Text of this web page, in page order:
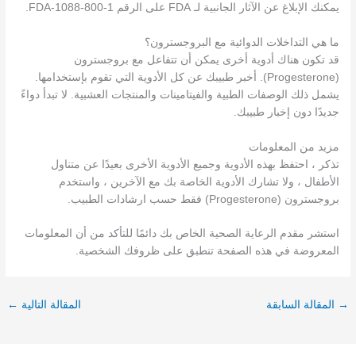
يمكنك الإبلاغ عن الآثار الجانبية لـ FDA على الرقم 1-800-FDA-1088.
ما هي التداخلات الدوائية مع البروجسترون؟
قد تكون هناك أدوية أخرى يمكن أن تتفاعل مع بروجسترون
(Progesterone). أخبر طبيبك عن كل الأدوية التي تقوم بإستخدامها.
يشمل ذلك الوصفات الطبية والفيتامينات والمنتجات العشبية. لا تبدأ دواءً
جديدًا دون إخبار طبيبك.
مزيد من المعلومات
تذكر ، احتفظ بهذه الأدوية وجميع الأدوية الأخرى بعيدًا عن متناول
الأطفال ، ولا تشارك الأدوية الخاصة بك مع الآخرين ، واستخدم
بروجسترون (Progesterone) فقط حسب ارشادات الطبيب.
استشر مقدم الرعاية الصحية الخاص بك دائمًا للتأكد من أن المعلومات
المعروضة في هذه الصفحة تنطبق على ظروفك الشخصية.
→ المقالة السابقة المقالة التالية ←